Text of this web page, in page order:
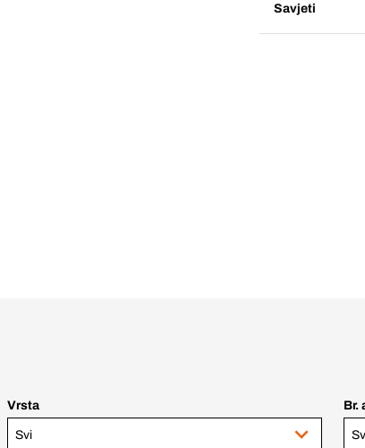
Savjeti
Vrsta
Svi
Br.